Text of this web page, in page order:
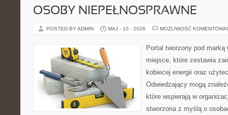
OSOBY NIEPEŁNOSPRAWNE
POSTED BY ADMIN MAJ - 10 - 2026 MOŻLIWOŚĆ
Portal tworzony pod
miejsce, które zestawia
kobiecej energii oraz
Odwiedzający mogą
które wspierają w
stworzona z myślą o